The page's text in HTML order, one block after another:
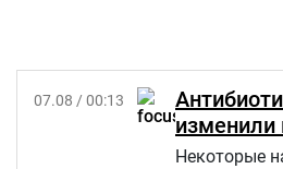
07.08 / 00:13
изменили
Некоторые